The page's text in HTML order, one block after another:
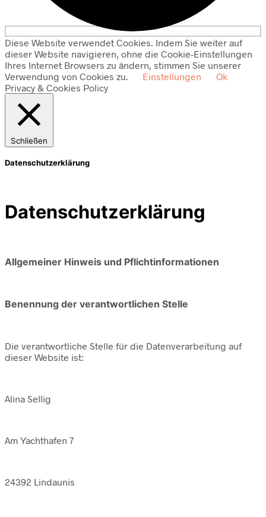
Diese Website verwendet Cookies. Indem Sie weiter auf
dieser Website navigieren, ohne die Cookie-Einstellungen
Ihres Internet Browsers zu ändern, stimmen Sie unserer
Verwendung von Cookies zu.
Einstellungen
Ok
Privacy & Cookies Policy
Schließen
Datenschutzerklärung
Datenschutzerklärung
Allgemeiner Hinweis und Pflichtinformationen
Benennung der verantwortlichen Stelle
Die verantwortliche Stelle für die Datenverarbeitung auf
dieser Website ist:
Alina Sellig
Am Yachthafen 7
24392 Lindaunis